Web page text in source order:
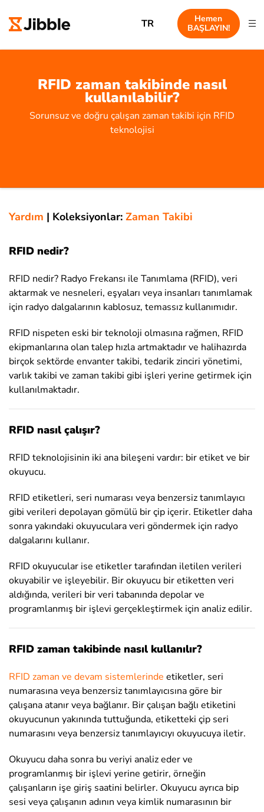
TR
Hemen
BAŞLAYIN!
RFID zaman takibinde nasıl
kullanılabilir?
Sorunsuz ve doğru çalışan zaman takibi için RFID
teknolojisi
Yardım | Koleksiyonlar: Zaman Takibi
RFID nedir?
RFID nedir? Radyo Frekansı ile Tanımlama (RFID), veri
aktarmak ve nesneleri, eşyaları veya insanları tanımlamak
için radyo dalgalarının kablosuz, temassız kullanımıdır.
RFID nispeten eski bir teknoloji olmasına rağmen, RFID
ekipmanlarına olan talep hızla artmaktadır ve halihazırda
birçok sektörde envanter takibi, tedarik zinciri yönetimi,
varlık takibi ve zaman takibi gibi işleri yerine getirmek için
kullanılmaktadır.
RFID nasıl çalışır?
RFID teknolojisinin iki ana bileşeni vardır: bir etiket ve bir
okuyucu.
RFID etiketleri, seri numarası veya benzersiz tanımlayıcı
gibi verileri depolayan gömülü bir çip içerir. Etiketler daha
sonra yakındaki okuyuculara veri göndermek için radyo
dalgalarını kullanır.
RFID okuyucular ise etiketler tarafından iletilen verileri
okuyabilir ve işleyebilir. Bir okuyucu bir etiketten veri
aldığında, verileri bir veri tabanında depolar ve
programlanmış bir işlevi gerçekleştirmek için analiz edilir.
RFID zaman takibinde nasıl kullanılır?
RFID zaman ve devam sistemlerinde etiketler, seri
numarasına veya benzersiz tanımlayıcısına göre bir
çalışana atanır veya bağlanır. Bir çalışan bağlı etiketini
okuyucunun yakınında tuttuğunda, etiketteki çip seri
numarasını veya benzersiz tanımlayıcıyı okuyucuya iletir.
Okuyucu daha sonra bu veriyi analiz eder ve
programlanmış bir işlevi yerine getirir, örneğin
çalışanların işe giriş saatini belirler. Okuyucu ayrıca bip
sesi veya çalışanın adının veya kimlik numarasının bir